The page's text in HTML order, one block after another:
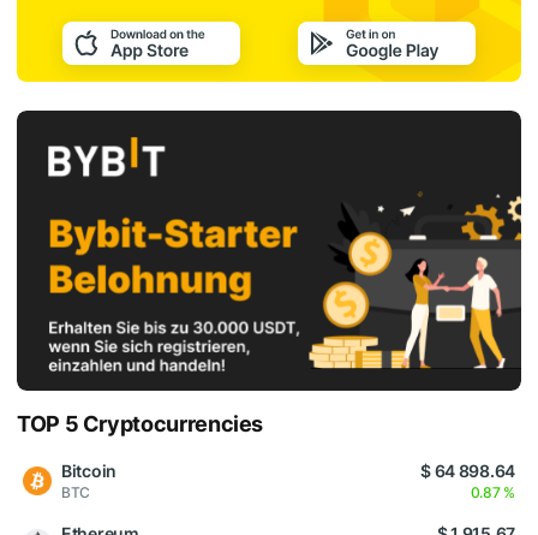
TOP 5 Cryptocurrencies
Bitcoin
BTC
$ 64 898.64
0.87 %